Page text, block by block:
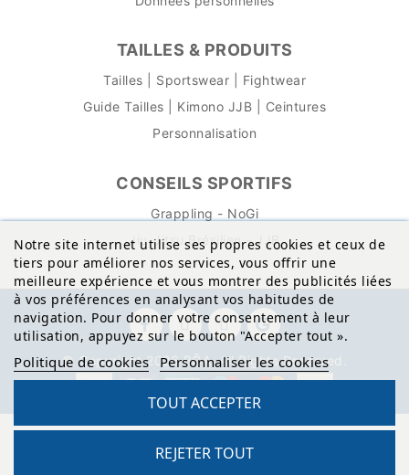
TAILLES & PRODUITS
Tailles | Sportswear | Fightwear
Guide Tailles | Kimono JJB | Ceintures
Personnalisation
CONSEILS SPORTIFS
Grappling - NoGi
Jiu-Jitsu Brésilien - JJB
Notre site internet utilise ses propres cookies et ceux de
tiers pour améliorer nos services, vous offrir une
meilleure expérience et vous montrer des publicités liées
à vos préférences en analysant vos habitudes de
navigation. Pour donner votre consentement à leur
utilisation, appuyez sur le bouton "Accepter tout ».
Politique de cookies Personnaliser les cookies
REJETER TOUT
TOUT ACCEPTER
© Copyright 2026 BŌA. All Rights Reserved.
Site protégé par reCAPTCHA.